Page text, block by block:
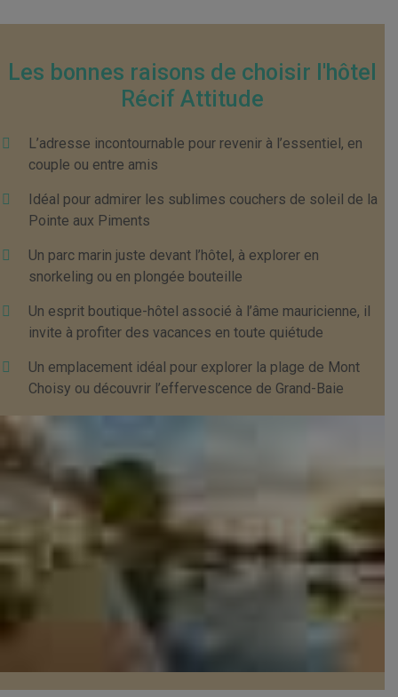
Les bonnes raisons de choisir l'hôtel
Récif Attitude
L’adresse incontournable pour revenir à l’essentiel, en
couple ou entre amis
Idéal pour admirer les sublimes couchers de soleil de la
Pointe aux Piments
Un parc marin juste devant l’hôtel, à explorer en
snorkeling ou en plongée bouteille
Un esprit boutique-hôtel associé à l’âme mauricienne, il
invite à profiter des vacances en toute quiétude
Un emplacement idéal pour explorer la plage de Mont
Choisy ou découvrir l’effervescence de Grand-Baie